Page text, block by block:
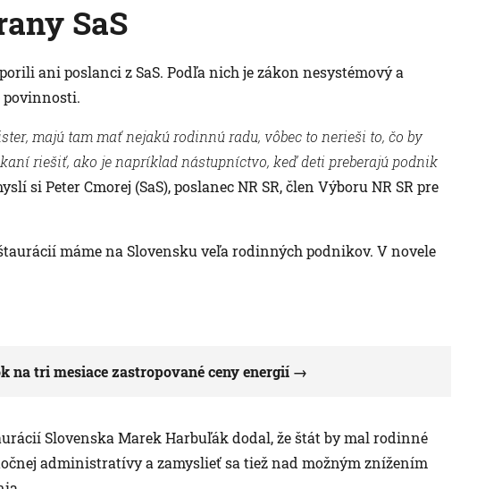
SaS
ani poslanci z SaS. Podľa nich je zákon nesystémový a
majú tam mať nejakú rodinnú radu, vôbec to nerieši to, čo by
riešiť, ako je napríklad nástupníctvo, keď deti preberajú podnik
si Peter Cmorej (SaS), poslanec NR SR, člen Výboru NR SR pre
máme na Slovensku veľa rodinných podnikov. V novele
na tri mesiace zastropované ceny energií
Slovenska Marek Harbuľák dodal, že štát by mal rodinné
administratívy a zamyslieť sa tiež nad možným znížením